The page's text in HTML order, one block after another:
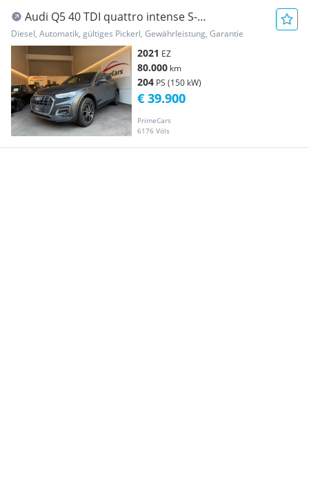
Audi Q5 40 TDI quattro intense S-
tronic/MATRIX LED/K...
Diesel, Automatik, gültiges Pickerl, Gewährleistung, Garantie
2021 EZ
80.000 km
204 PS (150 kW)
PrimeCars
6176 Völs
€ 39.900